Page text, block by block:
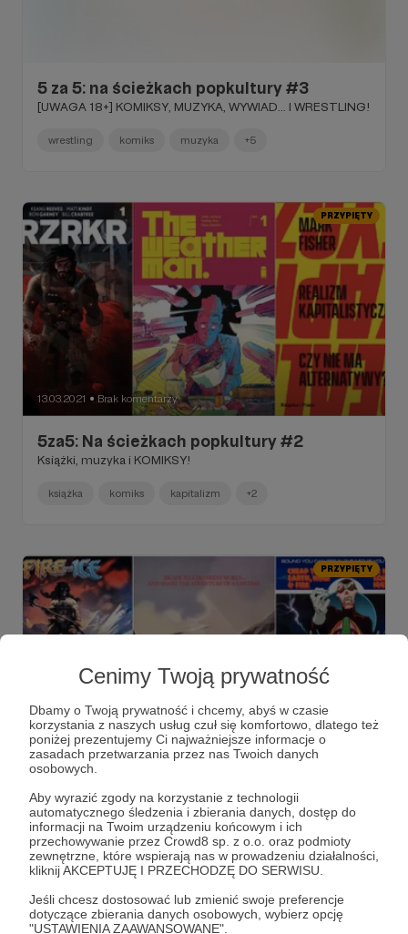
Cenimy Twoją prywatność
Dbamy o Twoją prywatność i chcemy, abyś w czasie
korzystania z naszych usług czuł się komfortowo, dlatego też
poniżej prezentujemy Ci najważniejsze informacje o
zasadach przetwarzania przez nas Twoich danych
osobowych.
Aby wyrazić zgody na korzystanie z technologii
automatycznego śledzenia i zbierania danych, dostęp do
informacji na Twoim urządzeniu końcowym i ich
przechowywanie przez Crowd8 sp. z o.o. oraz podmioty
zewnętrzne, które wspierają nas w prowadzeniu działalności,
kliknij AKCEPTUJĘ I PRZECHODZĘ DO SERWISU.
Jeśli chcesz dostosować lub zmienić swoje preferencje
dotyczące zbierania danych osobowych, wybierz opcję
"USTAWIENIA ZAAWANSOWANE".
5 za 5: na ścieżkach popkultury #3
[UWAGA 18+] KOMIKSY, MUZYKA, WYWIAD... I WRESTLING!
wrestling komiks muzyka +5
PRZYPIĘTY
13.03.2021 ● Brak komentarzy
5za5: Na ścieżkach popkultury #2
Książki, muzyka i KOMIKSY!
książka komiks kapitalizm +2
PRZYPIĘTY
21.02.2021 ● Komentarze: 1
5 za 5: najciekawsze (zapomniane)
animacje dla dorosłych
Część 1. Mroczne lata 80.
animacje kreskówki 5 za 5 +5